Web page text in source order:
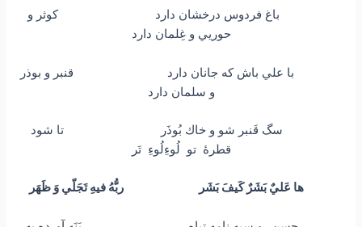
باغ فردوس درخشان دارد كوثر و
حوريي و غِلمان دارد
با علي باش كه جانان دارد قنبر و بوذر
و سلمان دارد
سگ قَنبر شو و خاك بُوذَر تا شود
قطرۀ تو لُوءِلُوءِ تَر
ها عَليٌ بَشَرٌ كَيفَ بَشَر ربُّهُ فيهِ تَجَلّي وَ ظَهَر